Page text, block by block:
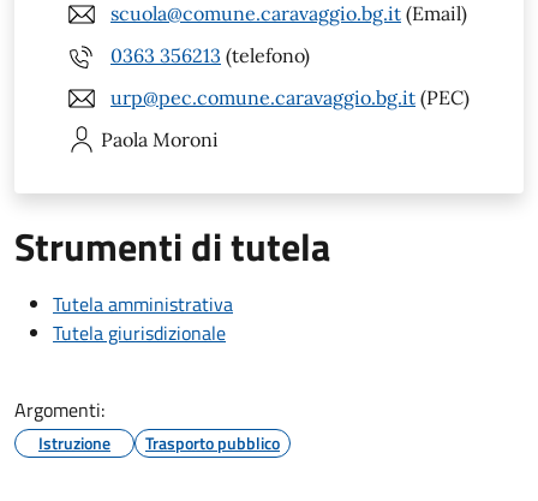
scuola@comune.caravaggio.bg.it (Email)
0363 356213 (telefono)
urp@pec.comune.caravaggio.bg.it (PEC)
Paola Moroni
Strumenti di tutela
Tutela amministrativa
Tutela giurisdizionale
Argomenti:
Istruzione Trasporto pubblico